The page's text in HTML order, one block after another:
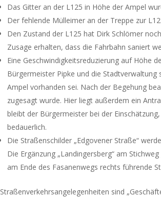
Das Gitter an der L125 in Höhe der Ampel
Der fehlende Mülleimer an der Treppe zur
Den Zustand der L125 hat Dirk Schlömer
Zusage erhalten, dass die Fahrbahn saniert
Eine Geschwindigkeitsreduzierung auf Höhe
Bürgermeister Pipke und die
Ampel vorhanden sei. Nach der Begehung
zugesagt wurde. Hier liegt außerdem ein
bleibt der Bürgermeister bei der
bedauerlich.
Die Straßenschilder „Edgovener Straße“
Die Ergänzung „Landingersberg“ am
am Ende des Fasanenwegs rechts führende
Straßenverkehrsangelegenheiten sind